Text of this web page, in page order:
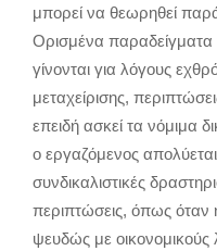
μπορεί να θεωρηθεί
Ορισμένα
γίνονται για λόγους
μεταχείρισης,
επειδή ασκεί τα νόμιμα
ο εργαζόμενος
συνδικαλιστικές
περιπτώσεις, όπως όταν
ψευδώς με οικονομικούς